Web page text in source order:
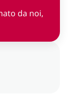
da noi,